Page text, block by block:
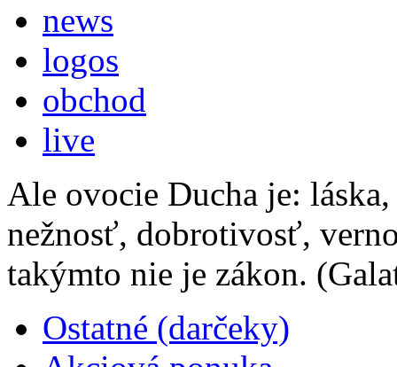
news
logos
obchod
live
Ale ovocie Ducha je:
nežnosť, dobrotivosť,
takýmto nie je zákon.
Ostatné (darčeky)